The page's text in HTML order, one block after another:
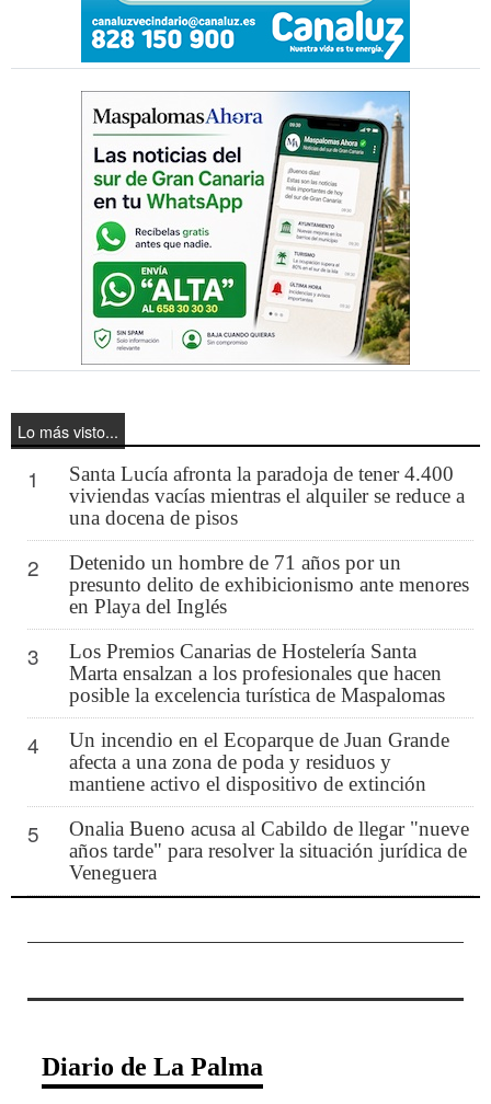
Lo más visto...
1
Santa Lucía afronta la paradoja de tener 4.400
viviendas vacías mientras el alquiler se reduce a
una docena de pisos
2
Detenido un hombre de 71 años por un
presunto delito de exhibicionismo ante menores
en Playa del Inglés
3
Los Premios Canarias de Hostelería Santa
Marta ensalzan a los profesionales que hacen
posible la excelencia turística de Maspalomas
4
Un incendio en el Ecoparque de Juan Grande
afecta a una zona de poda y residuos y
mantiene activo el dispositivo de extinción
5
Onalia Bueno acusa al Cabildo de llegar "nueve
años tarde" para resolver la situación jurídica de
Veneguera
Diario de La Palma